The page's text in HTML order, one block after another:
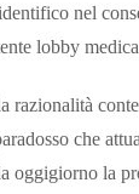
nel
lobby
razionalità
che
oggigiorno la